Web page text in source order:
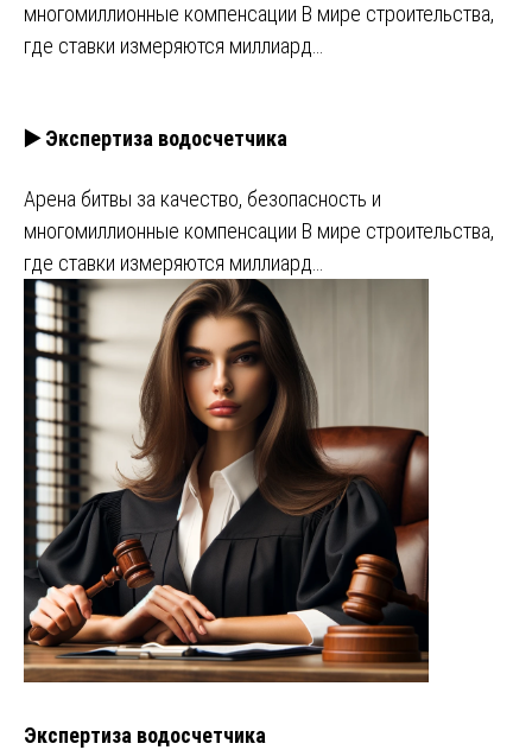
многомиллионные компенсации В мире строительства,
где ставки измеряются миллиард…
▶️ Экспертиза водосчетчика
Арена битвы за качество, безопасность и
многомиллионные компенсации В мире строительства,
где ставки измеряются миллиард…
Экспертиза водосчетчика